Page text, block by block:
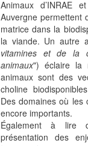
Animaux d’INRAE
Auvergne permettent
matrice dans la
la viande. Un autre
vitamines et de la
animaux") éclaire la
animaux sont des
choline
Des domaines où les
encore importants.
Également à lire
présentation des